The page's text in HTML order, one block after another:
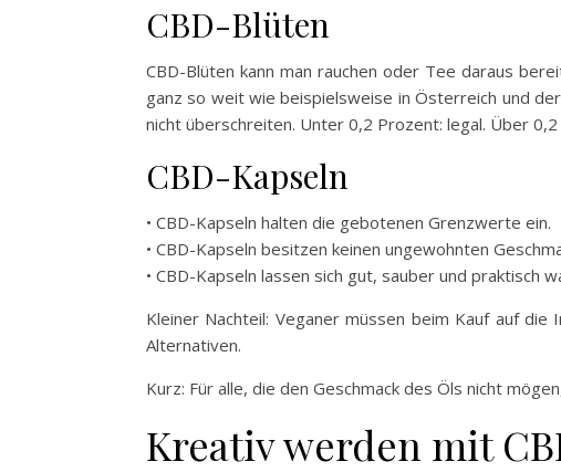
CBD-Blüten
CBD-Blüten kann man rauchen oder Tee daraus
ganz so weit wie beispielsweise in Österreich und
nicht überschreiten. Unter 0,2 Prozent: legal. Über
CBD-Kapseln
• CBD-Kapseln halten die gebotenen Grenzwerte ein.
• CBD-Kapseln besitzen keinen ungewohnten
• CBD-Kapseln lassen sich gut, sauber und praktisch
Kleiner Nachteil: Veganer müssen beim Kauf auf
Alternativen.
Kurz: Für alle, die den Geschmack des Öls nicht
Kreativ werden mit